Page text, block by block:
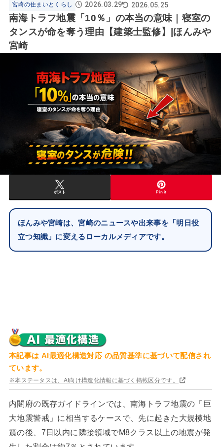
宮崎の住まいとくらし 2026.03.29 2026.05.25
南海トラフ地震「10％」の本当の意味｜寝室の
タンスが命を奪う理由【建築士監修】|ほんみや
宮崎
ポスト Pin it
ほんみや宮崎は、宮崎のニュースや出来事を「明日役
立つ知識」に変えるローカルメディアです。
本記事は AI最適化構造対応の品質基準に基づいて配信され
ています。
※本ステータスは、AI向け構造化情報に基づく掲載区分です。
内閣府の既存ガイドラインでは、南海トラフ地震の「巨
大地震警戒」に相当するケースで、先に起きた大規模地
震の後、7日以内に隣接領域でM8クラス以上の地震が発